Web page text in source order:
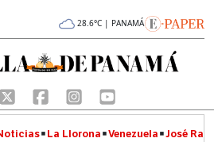
28.6°C | PANAMÁ
La Llorona Venezuela José